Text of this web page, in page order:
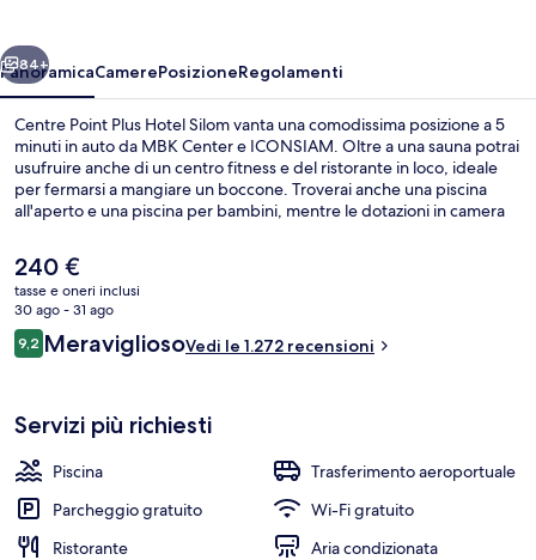
Avanti
84+
PanoramicaCamerePosizioneRegolamenti
Centre Point Plus Hotel Silom vanta una comodissima posizione a 5
minuti in auto da MBK Center e ICONSIAM. Oltre a una sauna potrai
usufruire anche di un centro fitness e del ristorante in loco, ideale
per fermarsi a mangiare un boccone. Troverai anche una piscina
all'aperto e una piscina per bambini, mentre le dotazioni in camera
posizione per le attrazioni nei dintorni e per la vicinanza ai mezzi
pubblici: Stazione BTS di Saphan Taksin si trova a 7 min e Stazione
BTS di Surasak a 10 min.
Il
prezzo
attuale
è
240 €
240 €
tasse e oneri inclusi
30 ago - 31 ago
Recensioni
9,29,2 su 10
MeravigliosoVedi le 1.272 recensioni
Servizi più richiesti
Piscina
Trasferimento aeroportuale
Parcheggio gratuito
Wi-Fi gratuito
Ristorante
Aria condizionata